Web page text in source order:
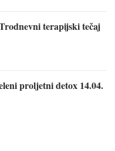
terapijski tečaj
proljetni detox 14.04.